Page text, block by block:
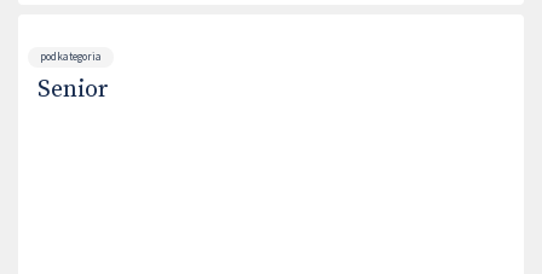
podkategoria
Senior